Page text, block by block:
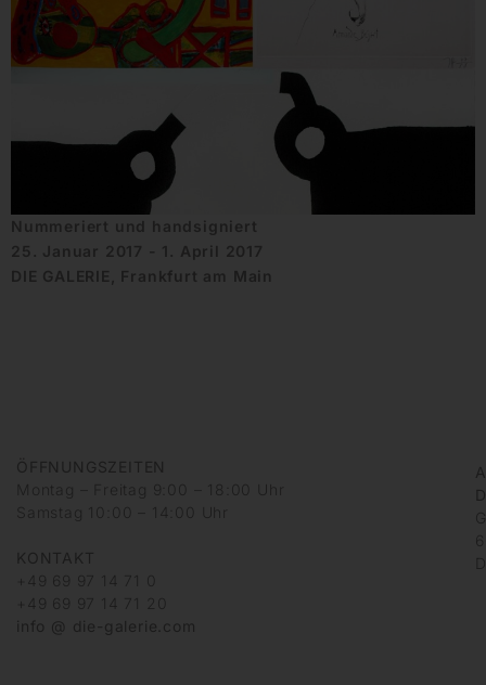
Nummeriert und handsigniert
25. Januar 2017 - 1. April 2017
DIE GALERIE, Frankfurt am Main
ÖFFNUNGSZEITEN
Montag – Freitag 9:00 – 18:00 Uhr
Samstag 10:00 – 14:00 Uhr
KONTAKT
+49 69 97 14 71 0
+49 69 97 14 71 20
info @ die-galerie.com